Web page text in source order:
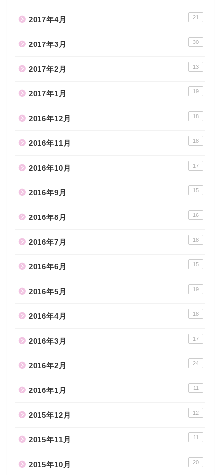
2017年4月 21
2017年3月 30
2017年2月 13
2017年1月 19
2016年12月 18
2016年11月 18
2016年10月 17
2016年9月 15
2016年8月 16
2016年7月 18
2016年6月 15
2016年5月 19
2016年4月 18
2016年3月 17
2016年2月 24
2016年1月 11
2015年12月 12
2015年11月 11
2015年10月 20